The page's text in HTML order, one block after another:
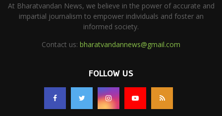
At Bharatvandan News, we believe in the power of accurate and
impartial journalism to empower individuals and foster an
informed society.
Contact us: bharatvandannews@gmail.com
FOLLOW US